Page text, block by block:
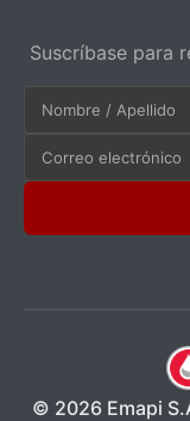
Suscríbase para
© 2026 Emapi